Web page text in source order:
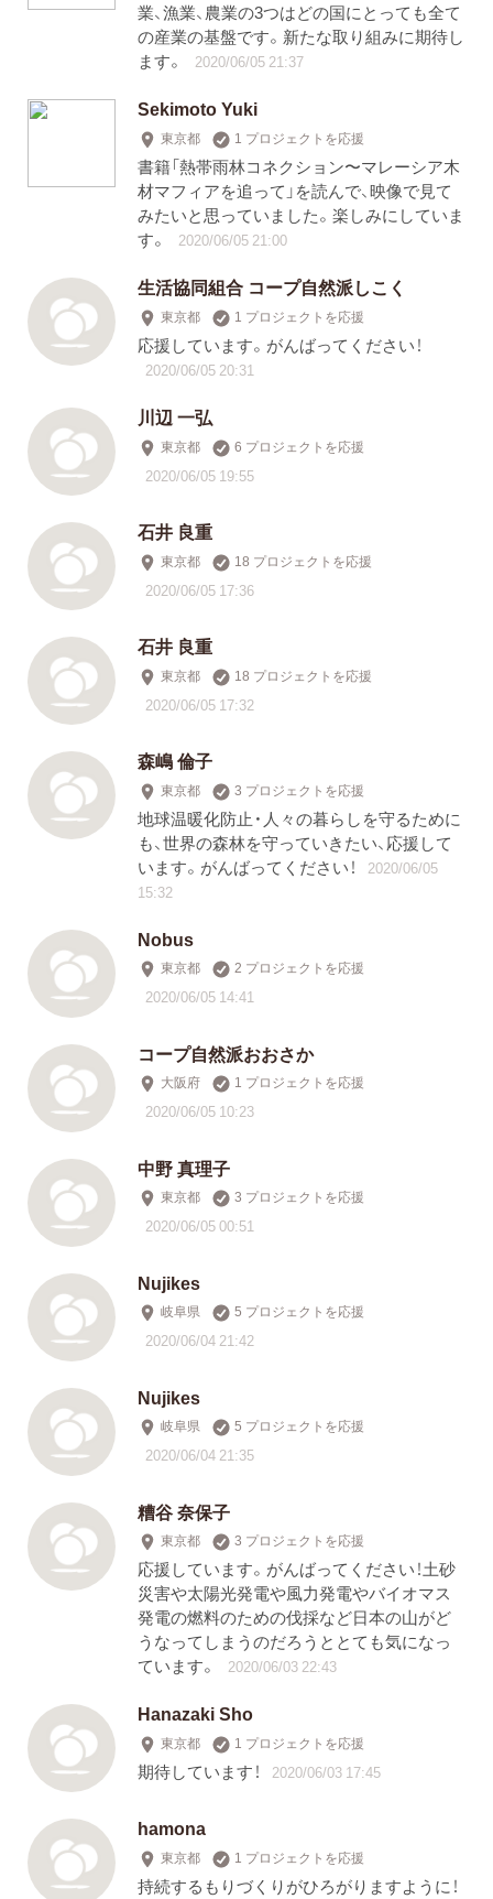
業、漁業、農業の3つはどの国にとっても全て
の産業の基盤です。新たな取り組みに期待し
ます。
2020/06/05 21:37
Sekimoto Yuki
東京都 1 プロジェクトを応援
書籍「熱帯雨林コネクション〜マレーシア木
材マフィアを追って」を読んで、映像で見て
みたいと思っていました。楽しみにしていま
す。
2020/06/05 21:00
生活協同組合 コープ自然派しこく
東京都 1 プロジェクトを応援
応援しています。がんばってください！
2020/06/05 20:31
川辺 一弘
東京都 6 プロジェクトを応援
2020/06/05 19:55
石井 良重
東京都 18 プロジェクトを応援
2020/06/05 17:36
石井 良重
東京都 18 プロジェクトを応援
2020/06/05 17:32
森嶋 倫子
東京都 3 プロジェクトを応援
地球温暖化防止・人々の暮らしを守るために
も、世界の森林を守っていきたい、応援して
います。がんばってください！
2020/06/05
15:32
Nobus
東京都 2 プロジェクトを応援
2020/06/05 14:41
コープ自然派おおさか
大阪府 1 プロジェクトを応援
2020/06/05 10:23
中野 真理子
東京都 3 プロジェクトを応援
2020/06/05 00:51
Nujikes
岐阜県 5 プロジェクトを応援
2020/06/04 21:42
Nujikes
岐阜県 5 プロジェクトを応援
2020/06/04 21:35
糟谷 奈保子
東京都 3 プロジェクトを応援
応援しています。がんばってください！土砂
災害や太陽光発電や風力発電やバイオマス
発電の燃料のための伐採など日本の山がど
うなってしまうのだろうととても気になっ
ています。
2020/06/03 22:43
Hanazaki Sho
東京都 1 プロジェクトを応援
期待しています！ 2020/06/03 17:45
hamona
東京都 1 プロジェクトを応援
持続するもりづくりがひろがりますように！